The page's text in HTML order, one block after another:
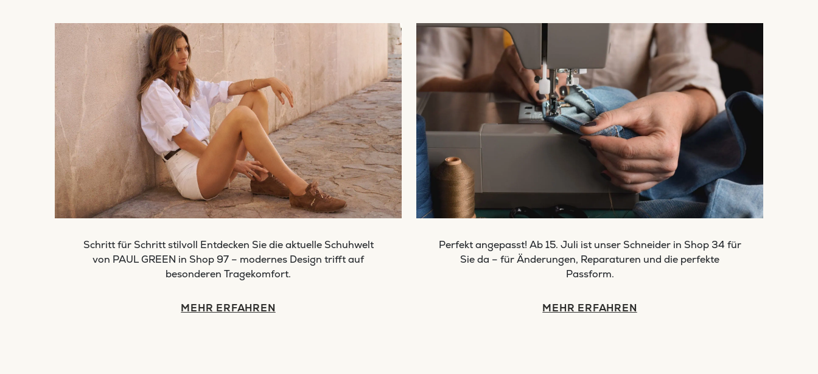
Schritt für Schritt stilvoll Entdecken Sie die aktuelle Schuhwelt
von PAUL GREEN in Shop 97 – modernes Design trifft auf
besonderen Tragekomfort.
MEHR ERFAHREN
Perfekt angepasst! Ab 15. Juli ist unser Schneider in Shop 34 für
Sie da – für Änderungen, Reparaturen und die perfekte
Passform.
MEHR ERFAHREN